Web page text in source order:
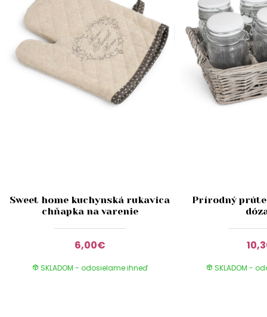
Sweet home kuchynská rukavica
chňapka na varenie
6,00€
SKLADOM - odosielame ihneď
Prírodný
SKLADOM -